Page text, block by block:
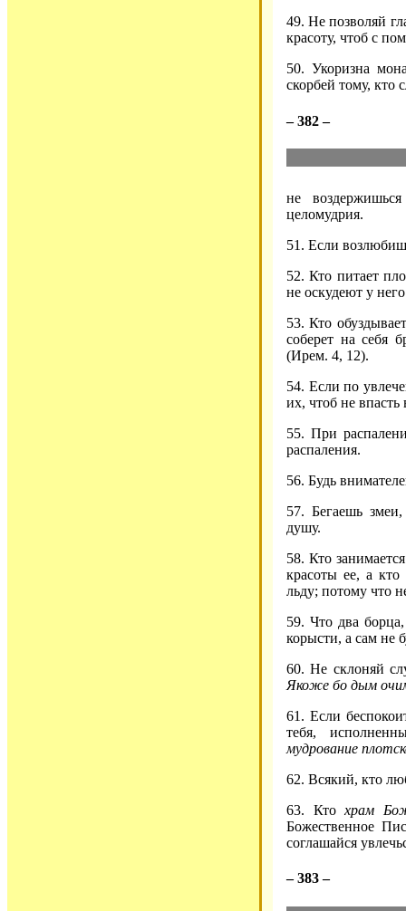
49. Не позволяй
красоту, чтоб с
50. Укоризна
скорбей тому, кто
– 382 –
не
целомудрия.
51. Если
52. Кто питает
не оскудеют у
53. Кто
соберет на себя
(Ирем. 4, 12).
54. Если по
их, чтоб не впасть
55. При
распаления.
56. Будь
57. Бегаешь
душу.
58. Кто
красоты ее, а кто
льду; потому что
59. Что два
корысти, а сам не
60. Не склоняй
Якоже бо дым
61. Если
тебя,
мудрование
62. Всякий, кто
63. Ктохрам
Божественное
соглашайся
– 383 –